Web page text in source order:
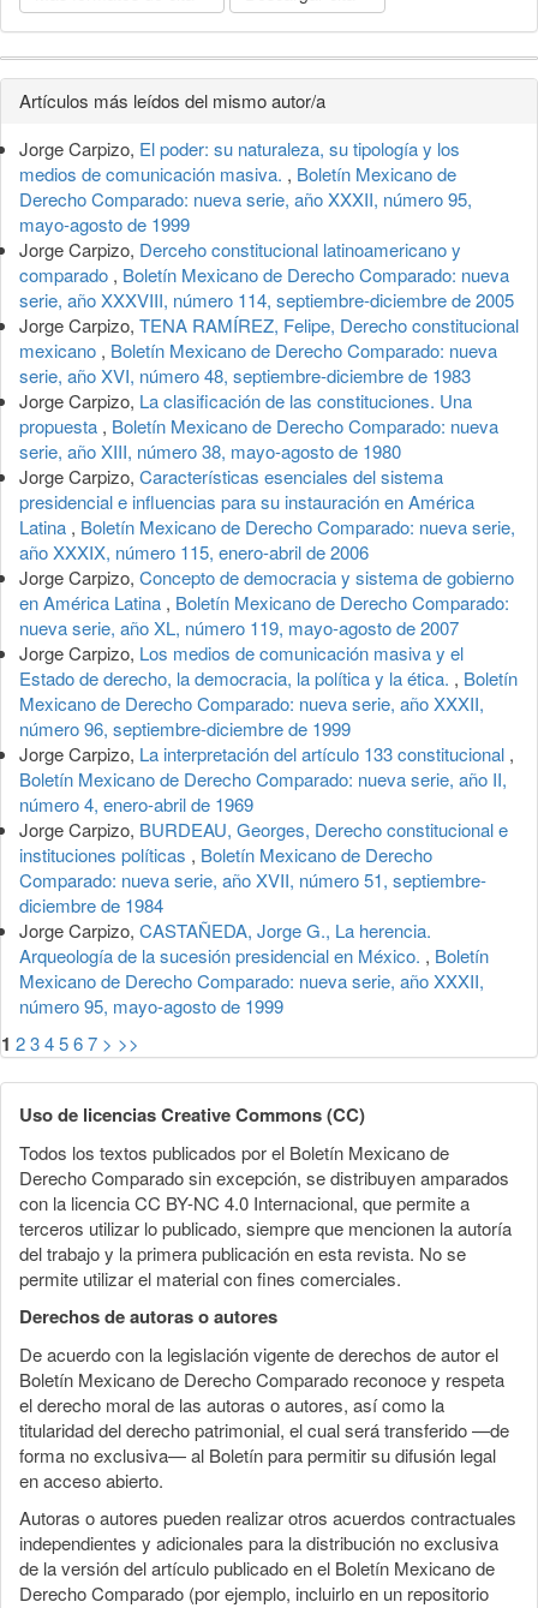
Detalles
del
artículo
Artículos más leídos del mismo autor/a
Jorge Carpizo, El poder: su naturaleza, su tipología y los
medios de comunicación masiva. , Boletín Mexicano de
Derecho Comparado: nueva serie, año XXXII, número 95,
mayo-agosto de 1999
Jorge Carpizo, Derceho constitucional latinoamericano y
comparado , Boletín Mexicano de Derecho Comparado: nueva
serie, año XXXVIII, número 114, septiembre-diciembre de 2005
Jorge Carpizo, TENA RAMÍREZ, Felipe, Derecho constitucional
mexicano , Boletín Mexicano de Derecho Comparado: nueva
serie, año XVI, número 48, septiembre-diciembre de 1983
Jorge Carpizo, La clasificación de las constituciones. Una
propuesta , Boletín Mexicano de Derecho Comparado: nueva
serie, año XIII, número 38, mayo-agosto de 1980
Jorge Carpizo, Características esenciales del sistema
presidencial e influencias para su instauración en América
Latina , Boletín Mexicano de Derecho Comparado: nueva serie,
año XXXIX, número 115, enero-abril de 2006
Jorge Carpizo, Concepto de democracia y sistema de gobierno
en América Latina , Boletín Mexicano de Derecho Comparado:
nueva serie, año XL, número 119, mayo-agosto de 2007
Jorge Carpizo, Los medios de comunicación masiva y el
Estado de derecho, la democracia, la política y la ética. , Boletín
Mexicano de Derecho Comparado: nueva serie, año XXXII,
número 96, septiembre-diciembre de 1999
Jorge Carpizo, La interpretación del artículo 133 constitucional ,
Boletín Mexicano de Derecho Comparado: nueva serie, año II,
número 4, enero-abril de 1969
Jorge Carpizo, BURDEAU, Georges, Derecho constitucional e
instituciones políticas , Boletín Mexicano de Derecho
Comparado: nueva serie, año XVII, número 51, septiembre-
diciembre de 1984
Jorge Carpizo, CASTAÑEDA, Jorge G., La herencia.
Arqueología de la sucesión presidencial en México. , Boletín
Mexicano de Derecho Comparado: nueva serie, año XXXII,
número 95, mayo-agosto de 1999
1 234567 > >>
Uso de licencias Creative Commons (CC)
Todos los textos publicados por el Boletín Mexicano de
Derecho Comparado sin excepción, se distribuyen amparados
con la licencia CC BY-NC 4.0 Internacional, que permite a
terceros utilizar lo publicado, siempre que mencionen la autoría
del trabajo y la primera publicación en esta revista. No se
permite utilizar el material con fines comerciales.
Derechos de autoras o autores
De acuerdo con la legislación vigente de derechos de autor el
Boletín Mexicano de Derecho Comparado reconoce y respeta
el derecho moral de las autoras o autores, así como la
titularidad del derecho patrimonial, el cual será transferido —de
forma no exclusiva— al Boletín para permitir su difusión legal
en acceso abierto.
Autoras o autores pueden realizar otros acuerdos contractuales
independientes y adicionales para la distribución no exclusiva
de la versión del artículo publicado en el Boletín Mexicano de
Derecho Comparado (por ejemplo, incluirlo en un repositorio